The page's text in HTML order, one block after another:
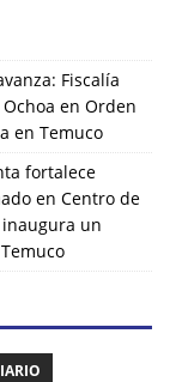
Fiscalía
en Orden
en Temuco
fortalece
en Centro de
inaugura un